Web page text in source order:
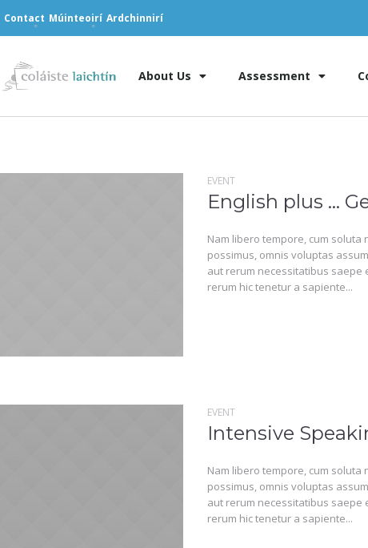
Contact Múinteoirí Ardchinnirí
About Us Assessment
EVENT
English plus …
Nam libero tempore, cum
possimus, omnis voluptas
aut rerum necessitatibus
rerum hic tenetur a sapiente...
EVENT
Intensive
Nam libero tempore, cum
possimus, omnis voluptas
aut rerum necessitatibus
rerum hic tenetur a sapiente...